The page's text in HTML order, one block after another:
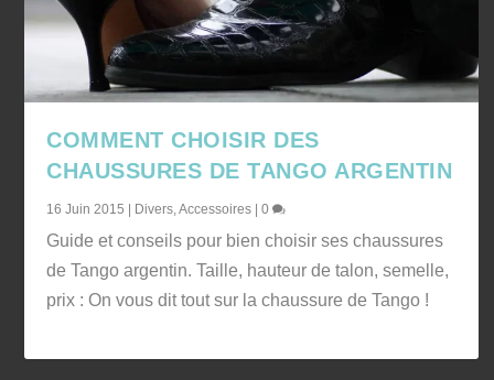
COMMENT CHOISIR DES
CHAUSSURES DE TANGO ARGENTIN
16 Juin 2015 Divers,Accessoires |0
Guide et conseils pour bien choisir ses chaussures
de Tango argentin. Taille, hauteur de talon, semelle,
prix : On vous dit tout sur la chaussure de Tango !